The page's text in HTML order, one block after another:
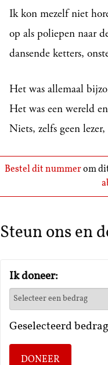
Ik kon mezelf niet
op als poliepen naar
dansende ketters,
Het was allemaal
Het was een wereld
Niets, zelfs geen
Bestel dit nummerom
Steun ons en
Ik doneer:
Geselecteerd bedrag
DONEER